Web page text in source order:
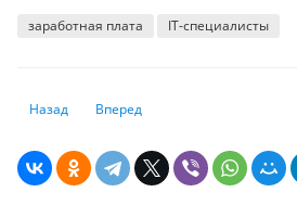
заработная плата IT-специалисты
Предыдущий: Предприятиям не хватает
Назад Следующий: Алихан Смаилов
Вперед